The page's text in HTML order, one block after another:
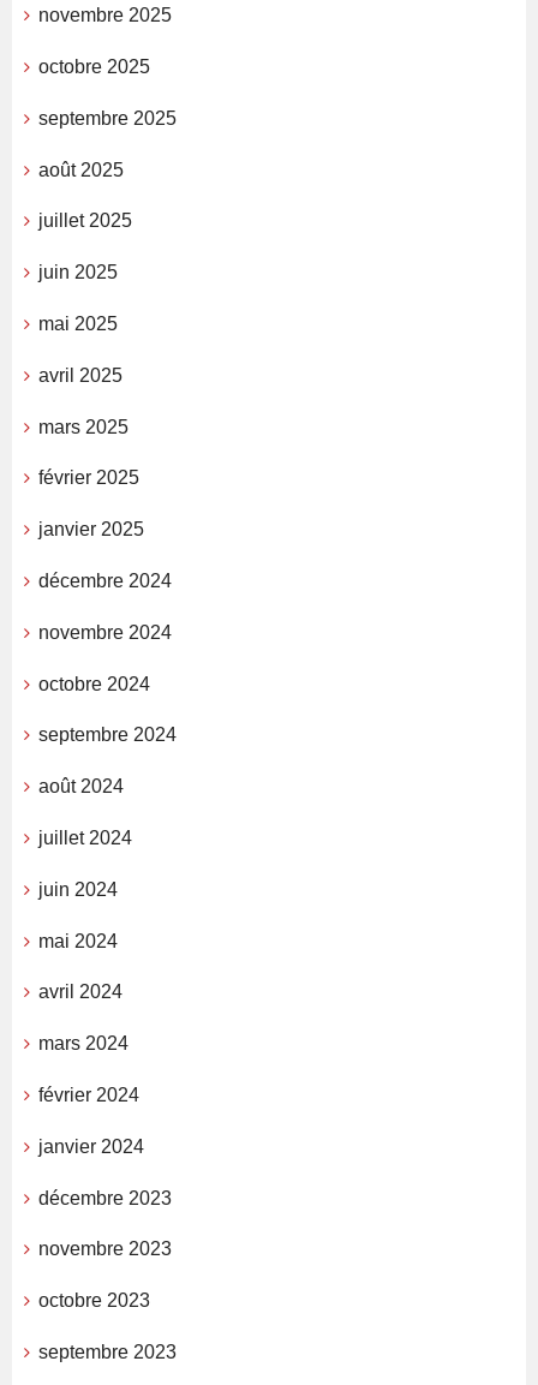
novembre 2025
octobre 2025
septembre 2025
août 2025
juillet 2025
juin 2025
mai 2025
avril 2025
mars 2025
février 2025
janvier 2025
décembre 2024
novembre 2024
octobre 2024
septembre 2024
août 2024
juillet 2024
juin 2024
mai 2024
avril 2024
mars 2024
février 2024
janvier 2024
décembre 2023
novembre 2023
octobre 2023
septembre 2023